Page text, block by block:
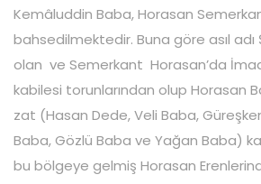
Kemâluddin Baba, Horasan
bahsedilmektedir. Buna göre asıl
olan ve Semerkant Horasan’da
kabilesi torunlarından olup Horasan
zat (Hasan Dede, Veli Baba,
Baba, Gözlü Baba ve Yağan Baba)
bu bölgeye gelmiş Horasan